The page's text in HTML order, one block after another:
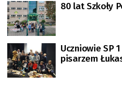
80 lat Szkoły
Uczniowie SP
pisarzem